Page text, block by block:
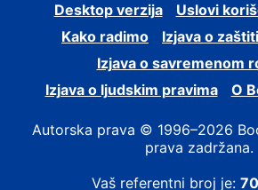
Desktop verzija
Uslovi
Kako radimo
Izjava o
Izjava o savremenom
Izjava o ljudskim pravima
О
Autorska prava © 1996–2026
prava zadržana.
Vaš referentni broj je: